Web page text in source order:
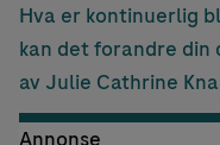
Hva er kontinuerlig
kan det forandre din
av Julie Cathrine
Annonse